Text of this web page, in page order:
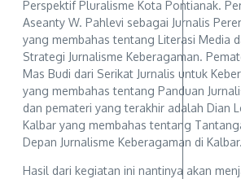
Perspektif Pluralisme Kota Pontianak.
Aseanty W. Pahlevi sebagai Jurnalis
yang membahas tentang Literasi Media
Strategi Jurnalisme Keberagaman.
Mas Budi dari Serikat Jurnalis untuk
yang membahas tentang Panduan
dan pemateri yang terakhir adalah Dian
Kalbar yang membahas tentang
Depan Jurnalisme Keberagaman di Kalbar.
Hasil dari kegiatan ini nantinya akan